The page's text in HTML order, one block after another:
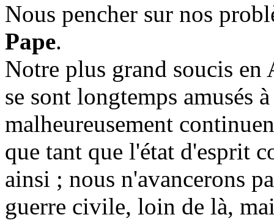
Nous pencher sur nos
Pape.
Notre plus grand soucis
se sont longtemps amusés
malheureusement
que tant que l'état d'esprit
ainsi ; nous n'avancerons
guerre civile, loin de là,